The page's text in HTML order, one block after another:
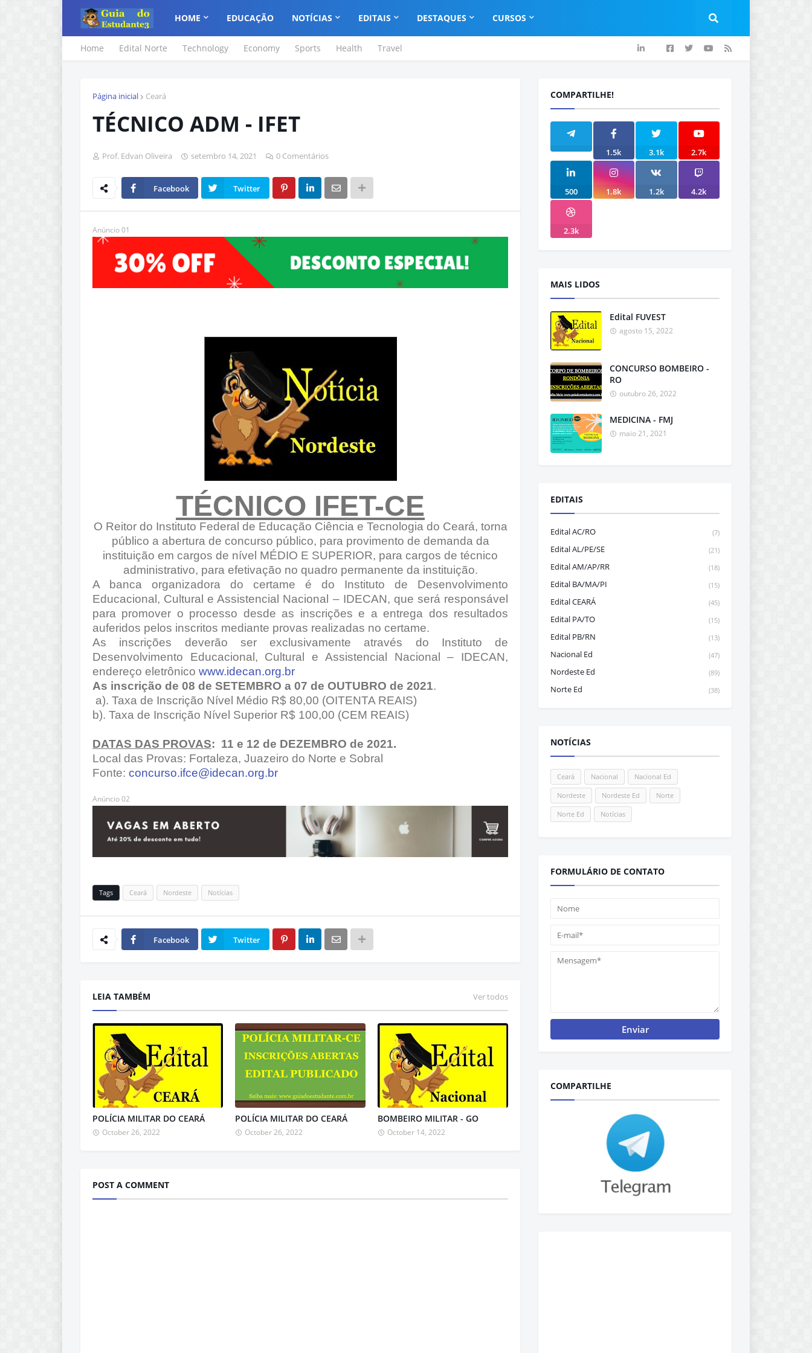
HOME EDUCAÇÃO NOTÍCIAS EDITAIS DESTAQUES CURSOS
Home Edital Norte Technology Economy Sports Health Travel
Página inicial Ceará
TÉCNICO ADM - IFET
Prof. Edvan Oliveira setembro 14, 2021 0 Comentários
Facebook Twitter
Anúncio 01
TÉCNICO IFET-CE
O Reitor do Instituto Federal de Educação Ciência e Tecnologia do Ceará, torna
público a abertura de concurso público, para provimento de demanda da
instituição em cargos de nível MÉDIO E SUPERIOR, para cargos de técnico
administrativo, para efetivação no quadro permanente da instituição.
A banca organizadora do certame é do Instituto de Desenvolvimento
Educacional, Cultural e Assistencial Nacional – IDECAN, que será responsável
para promover o processo desde as inscrições e a entrega dos resultados
auferidos pelos inscritos mediante provas realizadas no certame.
As inscrições deverão ser exclusivamente através do Instituto de
Desenvolvimento Educacional, Cultural e Assistencial Nacional – IDECAN,
endereço eletrônico www.idecan.org.br
As inscrição de 08 de SETEMBRO a 07 de OUTUBRO de 2021.
a). Taxa de Inscrição Nível Médio R$ 80,00 (OITENTA REAIS)
b). Taxa de Inscrição Nível Superior R$ 100,00 (CEM REAIS)
DATAS DAS PROVAS: 11 e 12 de DEZEMBRO de 2021.
Local das Provas: Fortaleza, Juazeiro do Norte e Sobral
Fonte: concurso.ifce@idecan.org.br
Anúncio 02
Tags Ceará Nordeste Notícias
Facebook Twitter
LEIA TAMBÉM Ver todos
POLÍCIA MILITAR DO CEARÁ
October 26, 2022
POLÍCIA MILITAR DO CEARÁ
October 26, 2022
BOMBEIRO MILITAR - GO
October 14, 2022
POST A COMMENT
COMPARTILHE!
1.5k 3.1k 2.7k
500 1.8k 1.2k 4.2k
2.3k
MAIS LIDOS
Edital FUVEST
agosto 15, 2022
CONCURSO BOMBEIRO -
RO
outubro 26, 2022
MEDICINA - FMJ
maio 21, 2021
EDITAIS
Edital AC/RO (7)
Edital AL/PE/SE (21)
Edital AM/AP/RR (18)
Edital BA/MA/PI (15)
Edital CEARÁ (45)
Edital PA/TO (15)
Edital PB/RN (13)
Nacional Ed (47)
Nordeste Ed (89)
Norte Ed (38)
NOTÍCIAS
Ceará Nacional Nacional Ed
Nordeste Nordeste Ed Norte
Norte Ed Notícias
FORMULÁRIO DE CONTATO
COMPARTILHE